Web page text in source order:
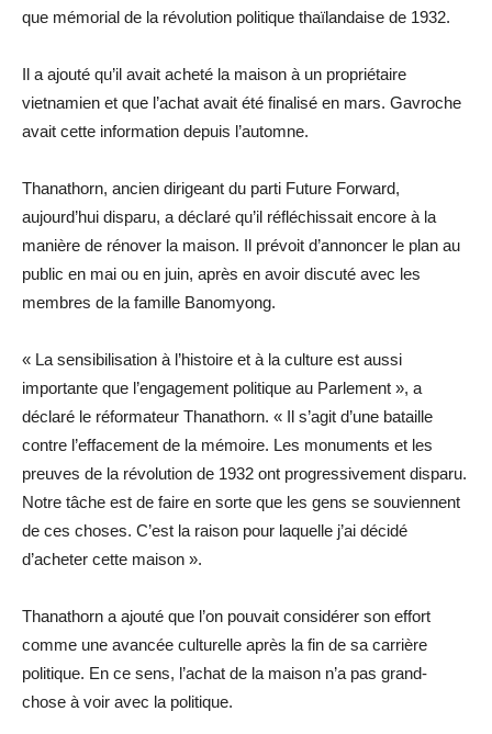
que mémorial de la révolution politique thaïlandaise de 1932.
Il a ajouté qu’il avait acheté la maison à un propriétaire
vietnamien et que l’achat avait été finalisé en mars. Gavroche
avait cette information depuis l’automne.
Thanathorn, ancien dirigeant du parti Future Forward,
aujourd’hui disparu, a déclaré qu’il réfléchissait encore à la
manière de rénover la maison. Il prévoit d’annoncer le plan au
public en mai ou en juin, après en avoir discuté avec les
membres de la famille Banomyong.
« La sensibilisation à l’histoire et à la culture est aussi
importante que l’engagement politique au Parlement », a
déclaré le réformateur Thanathorn. « Il s’agit d’une bataille
contre l’effacement de la mémoire. Les monuments et les
preuves de la révolution de 1932 ont progressivement disparu.
Notre tâche est de faire en sorte que les gens se souviennent
de ces choses. C’est la raison pour laquelle j’ai décidé
d’acheter cette maison ».
Thanathorn a ajouté que l’on pouvait considérer son effort
comme une avancée culturelle après la fin de sa carrière
politique. En ce sens, l’achat de la maison n’a pas grand-
chose à voir avec la politique.